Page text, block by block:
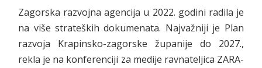
Zagorska razvojna agencija u 2022. godini radila je
na više strateških dokumenata. Najvažniji je Plan
razvoja Krapinsko-zagorske županije do 2027.,
rekla je na konferenciji za medije ravnateljica ZARA-